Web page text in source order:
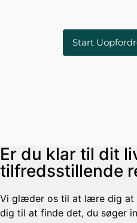
Start
Er du klar til dit
tilfredsstillende
Vi glæder os til at lære dig at
dig til at finde det, du søger